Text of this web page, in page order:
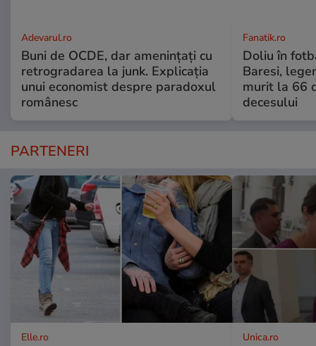
Adevarul.ro
Buni de OCDE, dar amenințați cu
retrogradarea la junk. Explicația
unui economist despre paradoxul
românesc
Fanatik.ro
Doliu în
Baresi,
murit la 66
decesului
PARTENERI
Elle.ro Unica.ro